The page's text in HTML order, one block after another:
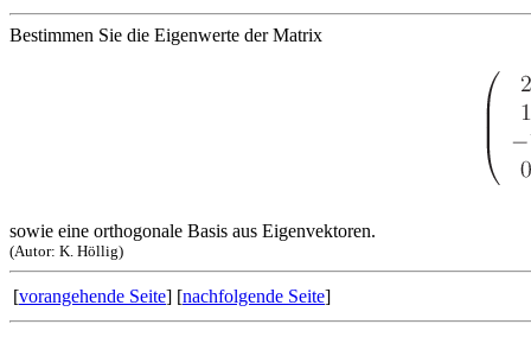
Bestimmen Sie die Eigenwerte der Matrix
sowie eine orthogonale Basis aus Eigenvektoren.
(Autor: K. Höllig)
[vorangehende Seite] [nachfolgende Seite]